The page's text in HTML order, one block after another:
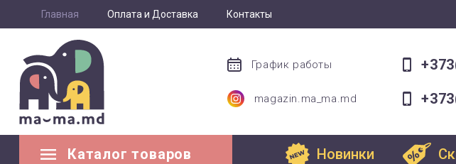
Главная Оплата и Доставка Контакты
График работы
magazin.ma_ma.md
Каталог товаров Новинки